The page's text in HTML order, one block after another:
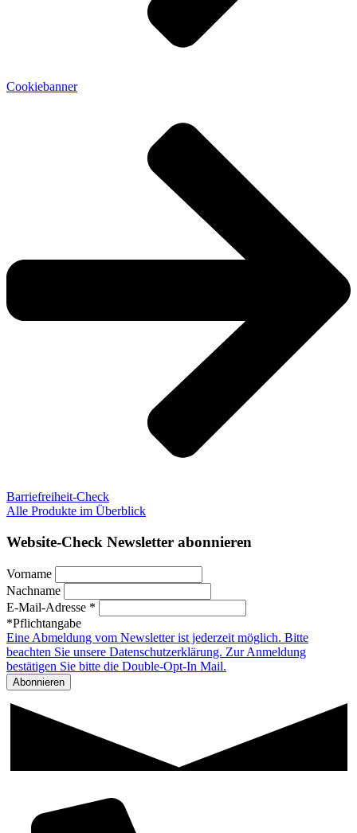
Cookiebanner
Barriefreiheit-Check
Alle Produkte im Überblick
Website-Check Newsletter abonnieren
Vorname
Nachname
E-Mail-Adresse *
*Pflichtangabe
Eine Abmeldung vom Newsletter ist jederzeit möglich. Bitte
beachten Sie unsere Datenschutzerklärung. Zur Anmeldung
bestätigen Sie bitte die Double-Opt-In Mail.